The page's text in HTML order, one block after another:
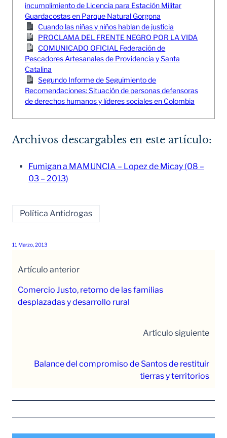
incumplimiento de Licencia para Estación Militar
Guardacostas en Parque Natural Gorgona
Cuando las niñas y niños hablan de justicia
PROCLAMA DEL FRENTE NEGRO POR LA VIDA
COMUNICADO OFICIAL Federación de
Pescadores Artesanales de Providencia y Santa
Catalina
Segundo Informe de Seguimiento de
Recomendaciones: Situación de personas defensoras
de derechos humanos y líderes sociales en Colombia
Archivos descargables en este artículo:
Fumigan a MAMUNCIA – Lopez de Micay (08 –
03 – 2013)
Política Antidrogas
11 Marzo, 2013
Artículo anterior
Comercio Justo, retorno de las familias
desplazadas y desarrollo rural
Artículo siguiente
Balance del compromiso de Santos de restituir
tierras y territorios